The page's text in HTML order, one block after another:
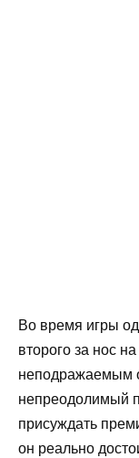
Во время игры
второго за нос
неподражаемым
непреодолимый
присуждать
он реально